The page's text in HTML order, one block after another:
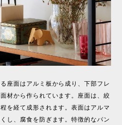
座面はアルミ板から成り、下部フレ
材から作られています。座面は、絞
を経て成形されます。表面はアルマ
し、腐食を防ぎます。特徴的なパン